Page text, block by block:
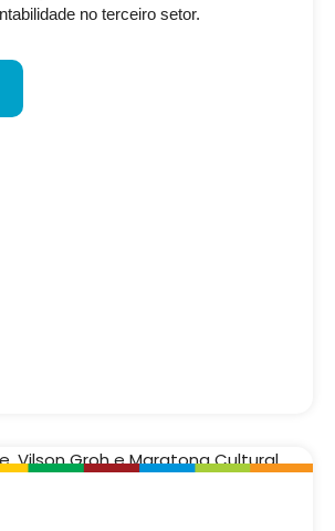
no terceiro setor.